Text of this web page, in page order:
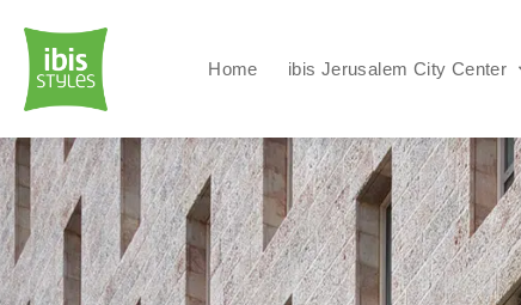
Home ibis Jerusalem City Center